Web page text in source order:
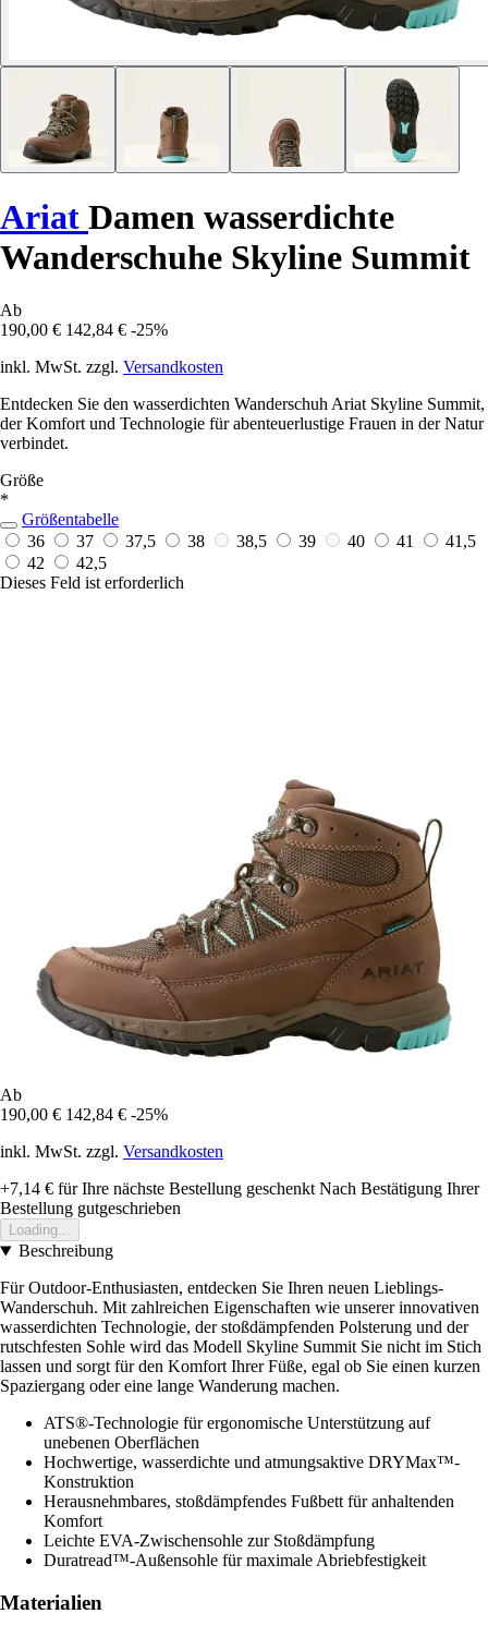
Ariat Damen wasserdichte
Wanderschuhe Skyline Summit
Ab
190,00 € 142,84 € -25%
inkl. MwSt. zzgl. Versandkosten
Entdecken Sie den wasserdichten Wanderschuh Ariat Skyline Summit,
der Komfort und Technologie für abenteuerlustige Frauen in der Natur
verbindet.
Größe
*
Größentabelle
36
37 37,5 38 38,5 39 40 41
41,5
42
42,5
Dieses Feld ist erforderlich
Ab
190,00 € 142,84 € -25%
inkl. MwSt. zzgl. Versandkosten
+7,14 € für Ihre nächste Bestellung geschenkt Nach Bestätigung Ihrer
Bestellung gutgeschrieben
Loading...
Beschreibung
Für Outdoor-Enthusiasten, entdecken Sie Ihren neuen Lieblings-
Wanderschuh. Mit zahlreichen Eigenschaften wie unserer innovativen
wasserdichten Technologie, der stoßdämpfenden Polsterung und der
rutschfesten Sohle wird das Modell Skyline Summit Sie nicht im Stich
lassen und sorgt für den Komfort Ihrer Füße, egal ob Sie einen kurzen
Spaziergang oder eine lange Wanderung machen.
ATS®-Technologie für ergonomische Unterstützung auf
unebenen Oberflächen
Hochwertige, wasserdichte und atmungsaktive DRYMax™-
Konstruktion
Herausnehmbares, stoßdämpfendes Fußbett für anhaltenden
Komfort
Leichte EVA-Zwischensohle zur Stoßdämpfung
Duratread™-Außensohle für maximale Abriebfestigkeit
Materialien